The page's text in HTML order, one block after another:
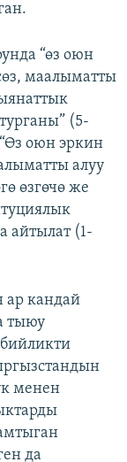
“өз оюн
маалыматты
(5-
оюн эркин
алуу
өзгөчө же
айтылат (1-
ар кандай
тыюу
менен
да